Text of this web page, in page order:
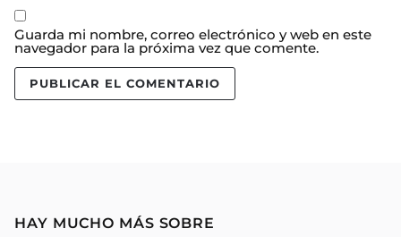
Guarda mi nombre, correo electrónico y web en este
navegador para la próxima vez que comente.
HAY MUCHO MÁS SOBRE